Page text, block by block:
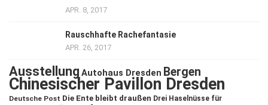
APR. 8, 2017
Rauschhafte Rachefantasie
APR. 26, 2017
Ausstellung Autohaus Dresden Bergen
Chinesischer Pavillon Dresden
Deutsche Post Die Ente bleibt draußen Drei Haselnüsse für